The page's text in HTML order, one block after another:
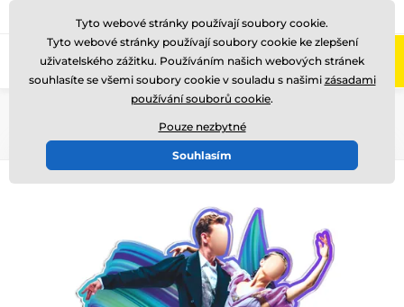
Zavolejte nám (Po-Pá 8-17)
Tyto webové stránky používají soubory cookie.
Tyto webové stránky používají soubory cookie ke zlepšení
uživatelského zážitku. Používáním našich webových stránek
souhlasíte se všemi soubory cookie v souladu s našimi zásadami
používání souborů cookie.
Pouze nezbytné
Souhlasím